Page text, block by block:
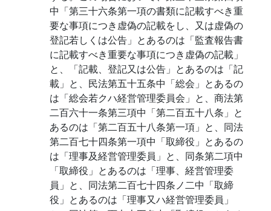
中「第三十六条第一項の書類に記載すべき重
要な事項につき虚偽の記載をし、又は虚偽の
登記若しくは公告」とあるのは「監査報告書
に記載すべき重要な事項につき虚偽の記載」
と、「記載、登記又は公告」とあるのは「記
載」と、民法第五十五条中「総会」とあるの
は「総会若クハ経営管理委員会」と、商法第
二百六十一条第三項中「第二百五十八条」と
あるのは「第二百五十八条第一項」と、同法
第二百七十四条第一項中「取締役」とあるの
は「理事及経営管理委員」と、同条第二項中
「取締役」とあるのは「理事、経営管理委
員」と、同法第二百七十四条ノ二中「取締
役」とあるのは「理事又ハ経営管理委員」